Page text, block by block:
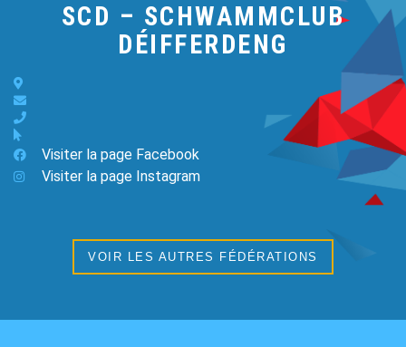
SCD – SCHWAMMCLUB
DÉIFFERDENG
Visiter la page Facebook
Visiter la page Instagram
VOIR LES AUTRES FÉDÉRATIONS